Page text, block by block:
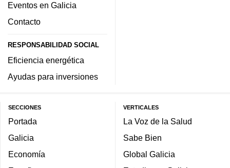
Eventos en Galicia
Contacto
RESPONSABILIDAD SOCIAL
Eficiencia energética
Ayudas para inversiones
SECCIONES
Portada
Galicia
Economía
VERTICALES
La Voz de la Salud
Sabe Bien
Global Galicia